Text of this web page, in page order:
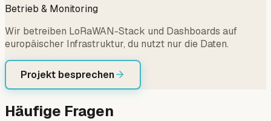
Betrieb & Monitoring
Wir betreiben LoRaWAN-Stack und Dashboards auf
europäischer Infrastruktur, du nutzt nur die Daten.
Projekt besprechen
Häufige Fragen